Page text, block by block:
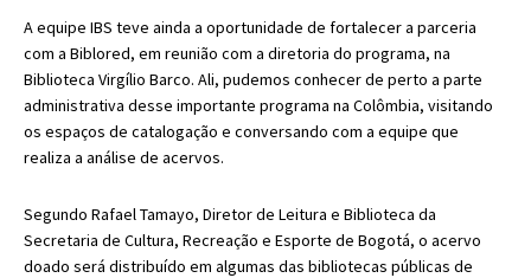
A equipe IBS teve ainda a oportunidade de fortalecer a parceria
com a Biblored, em reunião com a diretoria do programa, na
Biblioteca Virgílio Barco. Ali, pudemos conhecer de perto a parte
administrativa desse importante programa na Colômbia, visitando
os espaços de catalogação e conversando com a equipe que
realiza a análise de acervos.
Segundo Rafael Tamayo, Diretor de Leitura e Biblioteca da
Secretaria de Cultura, Recreação e Esporte de Bogotá, o acervo
doado será distribuído em algumas das bibliotecas públicas de